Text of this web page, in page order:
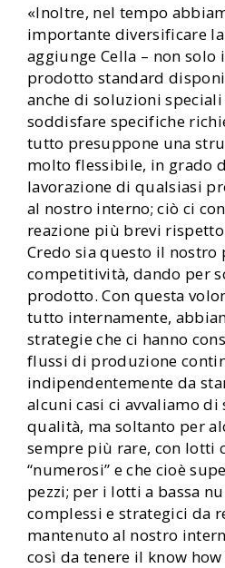
«Inoltre, nel tempo
importante diversificare
aggiunge Cella – non
prodotto standard
anche di soluzioni
soddisfare specifiche
tutto presuppone una
molto flessibile, in grado
lavorazione di qualsiasi
al nostro interno; ciò ci
reazione più brevi
Credo sia questo il
competitività, dando per
prodotto. Con questa
tutto internamente,
strategie che ci hanno
flussi di produzione
indipendentemente da
alcuni casi ci avvaliamo
qualità, ma soltanto per
sempre più rare, con lotti
“numerosi” e che cioè
pezzi; per i lotti a bassa
complessi e strategici da
mantenuto al nostro
così da tenere il know how